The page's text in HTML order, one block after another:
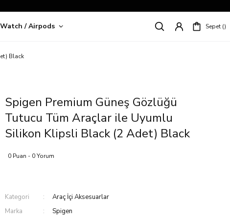
Watch / Airpods Sepet
Black
Spigen Premium Güneş Gözlüğü
Tutucu Tüm Araçlar ile Uyumlu
Silikon Klipsli Black (2 Adet) Black
0 Puan - 0 Yorum
Kategori
Araç İçi Aksesuarlar
Marka
Spigen